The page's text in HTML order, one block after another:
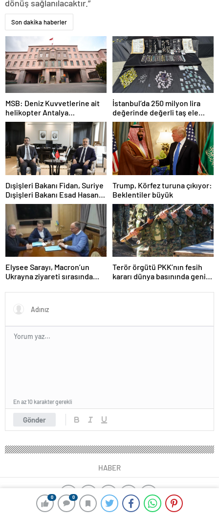
0 0
dönüş sağlanılacaktır.”
Son dakika haberler
MSB: Deniz Kuvvetlerine ait
helikopter Antalya
açıklarında acil iniş yaptı
İstanbul’da 250 milyon lira
değerinde değerli taş ele
geçirildi
Dışişleri Bakanı Fidan, Suriye
Dışişleri Bakanı Esad Hasan
Şeybani ile görüştü
Trump, Körfez turuna çıkıyor:
Beklentiler büyük
Elysee Sarayı, Macron’un
Ukrayna ziyareti sırasında
iddiasını yalanladı
Terör örgütü PKK’nın fesih
kararı dünya basınında geniş
Gönder
En az 10 karakter gerekli
HABER
yangın algılama sistemleri ajax alarm